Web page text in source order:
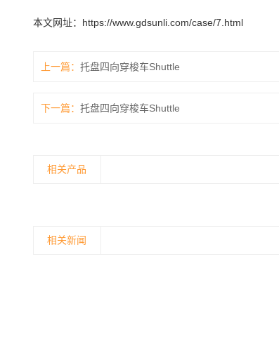
本文网址： https://www.gdsunli.com/case/7.html
上一篇： 托盘四向穿梭车Shuttle
下一篇： 托盘四向穿梭车Shuttle
相关产品
相关新闻